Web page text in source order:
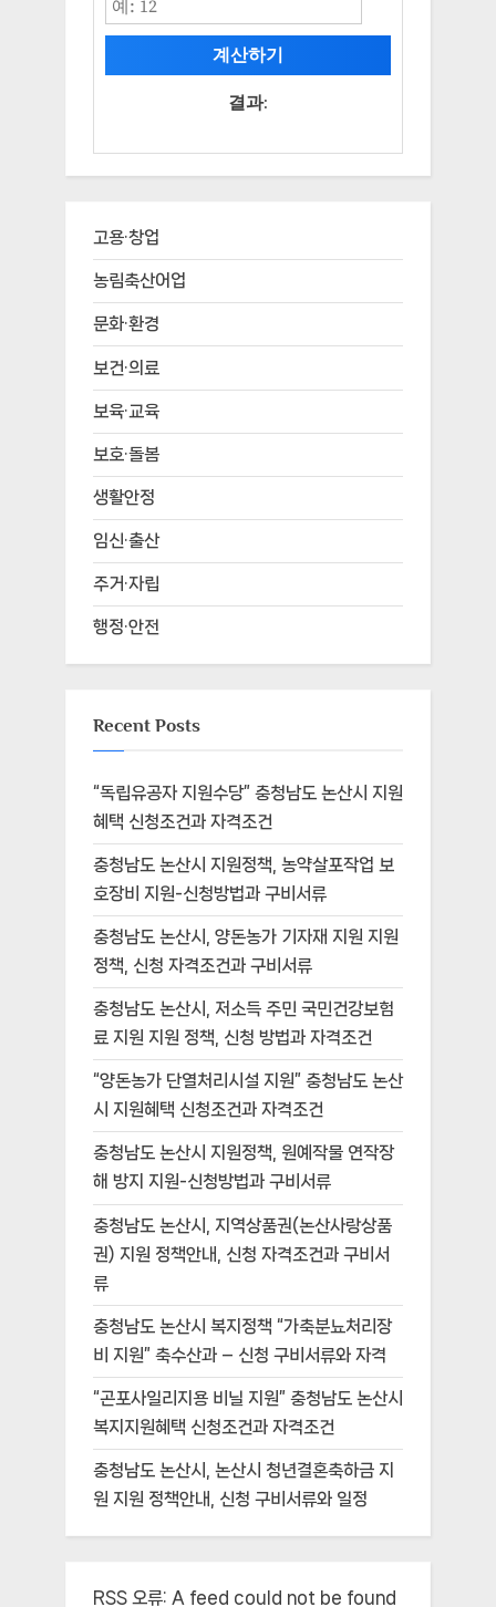
계산하기
결과:
고용·창업
농림축산어업
문화·환경
보건·의료
보육·교육
보호·돌봄
생활안정
임신·출산
주거·자립
행정·안전
Recent Posts
“독립유공자 지원수당” 충청남도 논산시 지원
혜택 신청조건과 자격조건
충청남도 논산시 지원정책, 농약살포작업 보
호장비 지원-신청방법과 구비서류
충청남도 논산시, 양돈농가 기자재 지원 지원
정책, 신청 자격조건과 구비서류
충청남도 논산시, 저소득 주민 국민건강보험
료 지원 지원 정책, 신청 방법과 자격조건
“양돈농가 단열처리시설 지원” 충청남도 논산
시 지원혜택 신청조건과 자격조건
충청남도 논산시 지원정책, 원예작물 연작장
해 방지 지원-신청방법과 구비서류
충청남도 논산시, 지역상품권(논산사랑상품
권) 지원 정책안내, 신청 자격조건과 구비서
류
충청남도 논산시 복지정책 “가축분뇨처리장
비 지원” 축수산과 – 신청 구비서류와 자격
“곤포사일리지용 비닐 지원” 충청남도 논산시
복지지원혜택 신청조건과 자격조건
충청남도 논산시, 논산시 청년결혼축하금 지
원 지원 정책안내, 신청 구비서류와 일정
RSS 오류: A feed could not be found